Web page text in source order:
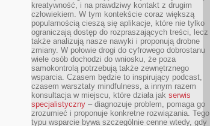
kreatywność, i na prawdziwy kontakt z drugim
człowiekiem. W tym kontekście coraz większą
popularnością cieszą się aplikacje, które nie tylko
ograniczają dostęp do rozpraszających treści, lecz
także analizują nasze nawyki i proponują drobne
zmiany. W połowie drogi do cyfrowego dobrostanu
wiele osób dochodzi do wniosku, że poza
samokontrolą potrzebują także zewnętrznego
wsparcia. Czasem będzie to inspirujący podcast,
czasem warsztaty mindfulness, a innym razem
konsultacja w miejscu, które działa jak serwis
specjalistyczny – diagnozuje problem, pomaga go
zrozumieć i proponuje konkretne rozwiązania. Tego
typu wsparcie bywa szczególnie cenne wtedy, gdy